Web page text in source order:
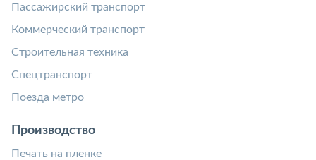
Пассажирский транспорт
Коммерческий транспорт
Строительная техника
Спецтранспорт
Поезда метро
Производство
Печать на пленке